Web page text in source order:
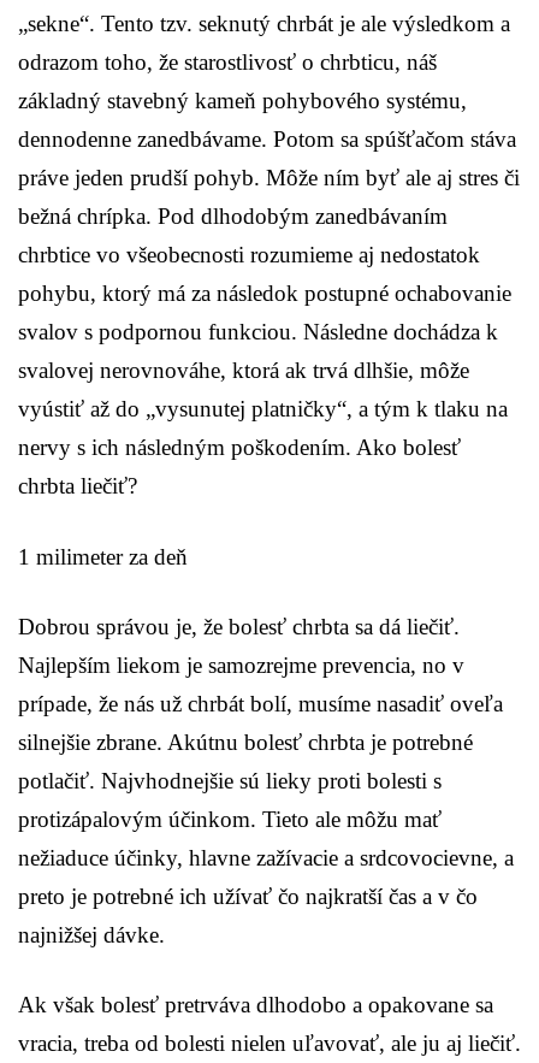
„sekne“. Tento tzv. seknutý chrbát je ale výsledkom a
odrazom toho, že starostlivosť o chrbticu, náš
základný stavebný kameň pohybového systému,
dennodenne zanedbávame. Potom sa spúšťačom stáva
práve jeden prudší pohyb. Môže ním byť ale aj stres či
bežná chrípka. Pod dlhodobým zanedbávaním
chrbtice vo všeobecnosti rozumieme aj nedostatok
pohybu, ktorý má za následok postupné ochabovanie
svalov s podpornou funkciou. Následne dochádza k
svalovej nerovnováhe, ktorá ak trvá dlhšie, môže
vyústiť až do „vysunutej platničky“, a tým k tlaku na
nervy s ich následným poškodením. Ako bolesť
chrbta liečiť?
1 milimeter za deň
Dobrou správou je, že bolesť chrbta sa dá liečiť.
Najlepším liekom je samozrejme prevencia, no v
prípade, že nás už chrbát bolí, musíme nasadiť oveľa
silnejšie zbrane. Akútnu bolesť chrbta je potrebné
potlačiť. Najvhodnejšie sú lieky proti bolesti s
protizápalovým účinkom. Tieto ale môžu mať
nežiaduce účinky, hlavne zažívacie a srdcovocievne, a
preto je potrebné ich užívať čo najkratší čas a v čo
najnižšej dávke.
Ak však bolesť pretrváva dlhodobo a opakovane sa
vracia, treba od bolesti nielen uľavovať, ale ju aj liečiť.